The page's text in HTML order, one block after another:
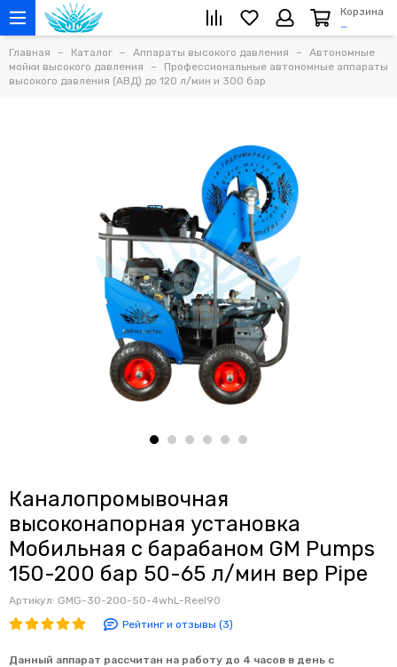
Корзина
…
Главная Каталог Аппараты высокого давления
Автономные
мойки высокого давления
Профессиональные автономные аппараты
высокого давления (АВД) до 120 л/мин и 300 бар
Каналопромывочная
высоконапорная установка
Мобильная с барабаном GM Pumps
150-200 бар 50-65 л/мин вер Pipe
Артикул: GMG-30-200-50-4whL-Reel90
Рейтинг и отзывы (3)
Данный аппарат рассчитан на работу до 4 часов в день с